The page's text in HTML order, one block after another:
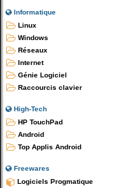
Informatique
Linux
Windows
Réseaux
Internet
Génie Logiciel
Raccourcis clavier
High-Tech
HP TouchPad
Android
Top Applis Android
Freewares
Logiciels Progmatique